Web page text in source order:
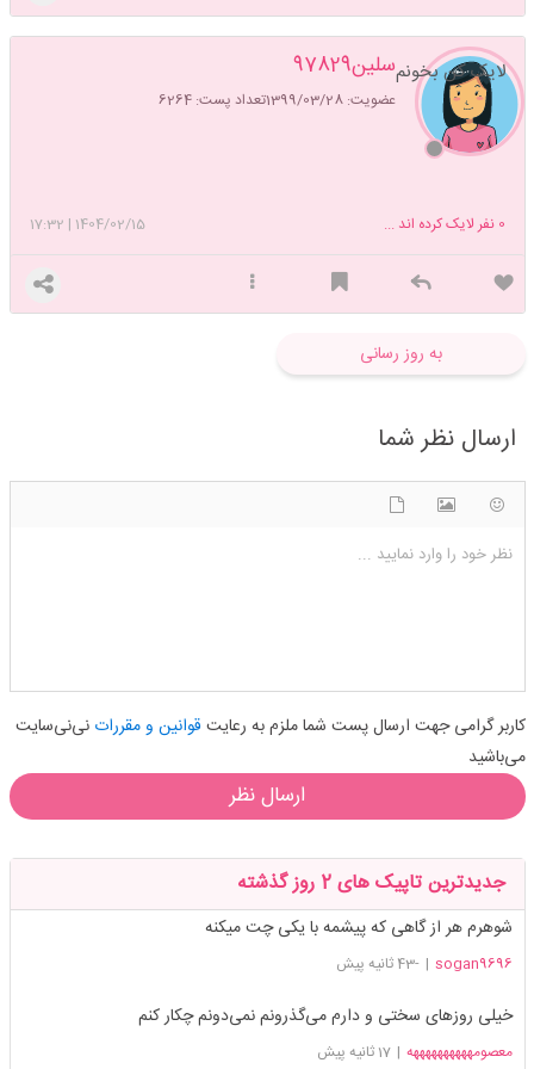
سلین97829
عضویت: 1399/03/28 تعداد پست: 6264
لایک کن بخونم
1404/02/15
|
17:32 0 نفر لایک کرده اند ...
به روز رسانی
ارسال نظر شما
نظر خود را وارد نمایید ...
کاربر گرامی جهت ارسال پست شما ملزم به رعایت قوانین و مقرراتنی‌نی‌سایت
می‌باشید
ارسال نظر
جدیدترین تاپیک های 2 روز گذشته
شوهرم هر از گاهی که پیشمه با یکی چت میکنه
sogan9696
| -43 ثانیه پیش
خیلی روزهای سختی و دارم می‌گذرونم نمی‌دونم چکار کنم
معصومههههههههههه | 17 ثانیه پیش